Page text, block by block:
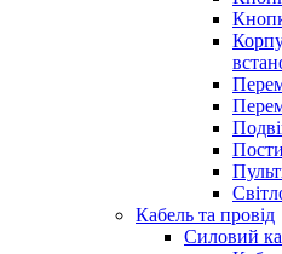
Кабель та провід
Силовий